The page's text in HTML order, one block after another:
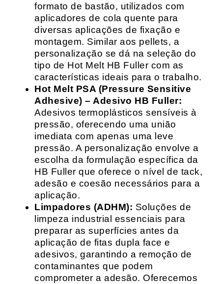
formato de bastão, utilizados com
aplicadores de cola quente para
diversas aplicações de fixação e
montagem. Similar aos pellets, a
personalização se dá na seleção do
tipo de Hot Melt HB Fuller com as
características ideais para o trabalho.
Hot Melt PSA (Pressure Sensitive
Adhesive) – Adesivo HB Fuller:
Adesivos termoplásticos sensíveis à
pressão, oferecendo uma união
imediata com apenas uma leve
pressão. A personalização envolve a
escolha da formulação específica da
HB Fuller que oferece o nível de tack,
adesão e coesão necessários para a
aplicação.
Limpadores (ADHM): Soluções de
limpeza industrial essenciais para
preparar as superfícies antes da
aplicação de fitas dupla face e
adesivos, garantindo a remoção de
contaminantes que podem
comprometer a adesão. Oferecemos